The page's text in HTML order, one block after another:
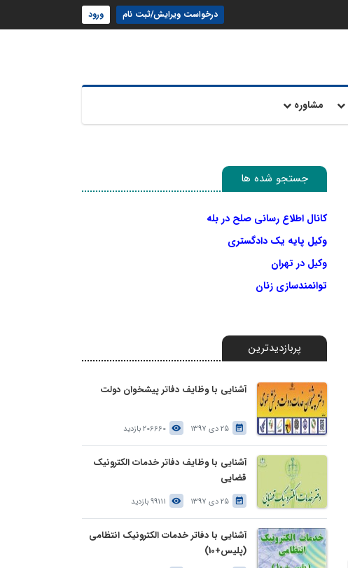
درخواست ویرایش/ثبت نام ورود
مشاوره
جستجو شده ها
کانال اطلاع رسانی صلح در بله
وکیل پایه یک دادگستری
وکیل در تهران
توانمندسازی زنان
پربازدیدترین
آشنایی با وظایف دفاتر پیشخوان دولت
25 دی 1397 206660 بازدید
آشنایی با وظایف دفاتر خدمات الکترونیک
قضایی
25 دی 1397 99111 بازدید
آشنایی با دفاتر خدمات الکترونیک انتظامی
(پلیس+10)